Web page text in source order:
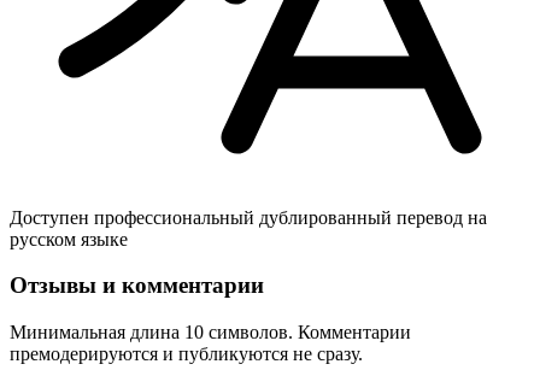
Доступен профессиональный дублированный перевод на
русском языке
Отзывы и комментарии
Минимальная длина 10 символов. Комментарии
премодерируются и публикуются не сразу.